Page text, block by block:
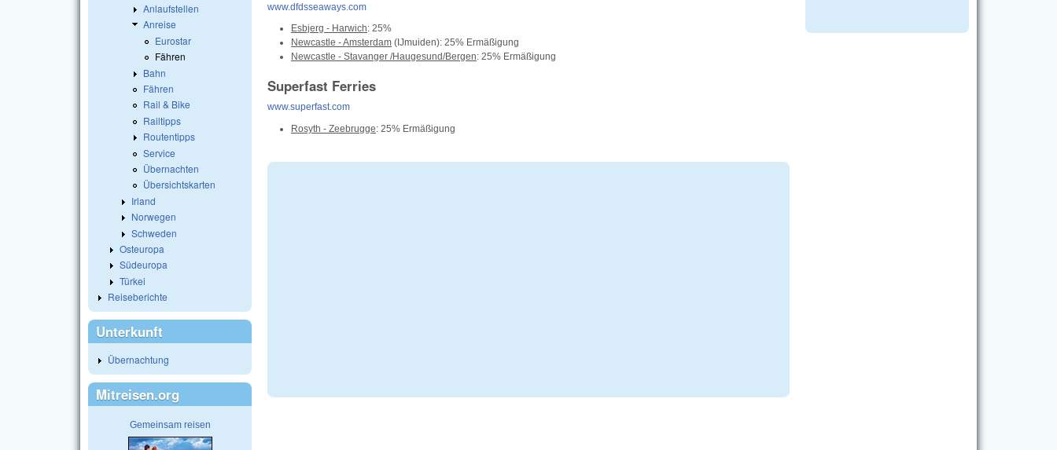
www.dfdsseaways.com
Esbjerg - Harwich: 25%
Newcastle - Amsterdam (IJmuiden): 25% Ermäßigung
Newcastle - Stavanger /Haugesund/Bergen: 25% Ermäßigung
Superfast Ferries
www.superfast.com
Rosyth - Zeebrugge: 25% Ermäßigung
Anlaufstellen
Anreise
Eurostar
Fähren
Bahn
Fähren
Rail & Bike
Railtipps
Routentipps
Service
Übernachten
Übersichtskarten
Irland
Norwegen
Schweden
Osteuropa
Südeuropa
Türkei
Reiseberichte
Unterkunft
Übernachtung
Mitreisen.org
Gemeinsam reisen